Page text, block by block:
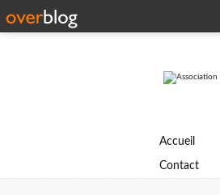
Accueil
Contact